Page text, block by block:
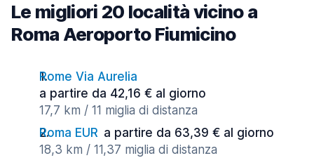
Le migliori 20 località vicino a
Roma Aeroporto Fiumicino
Rome Via Aurelia
a partire da 42,16 € al giorno
17,7 km / 11 miglia di distanza
Roma EUR a partire da 63,39 € al giorno
18,3 km / 11,37 miglia di distanza